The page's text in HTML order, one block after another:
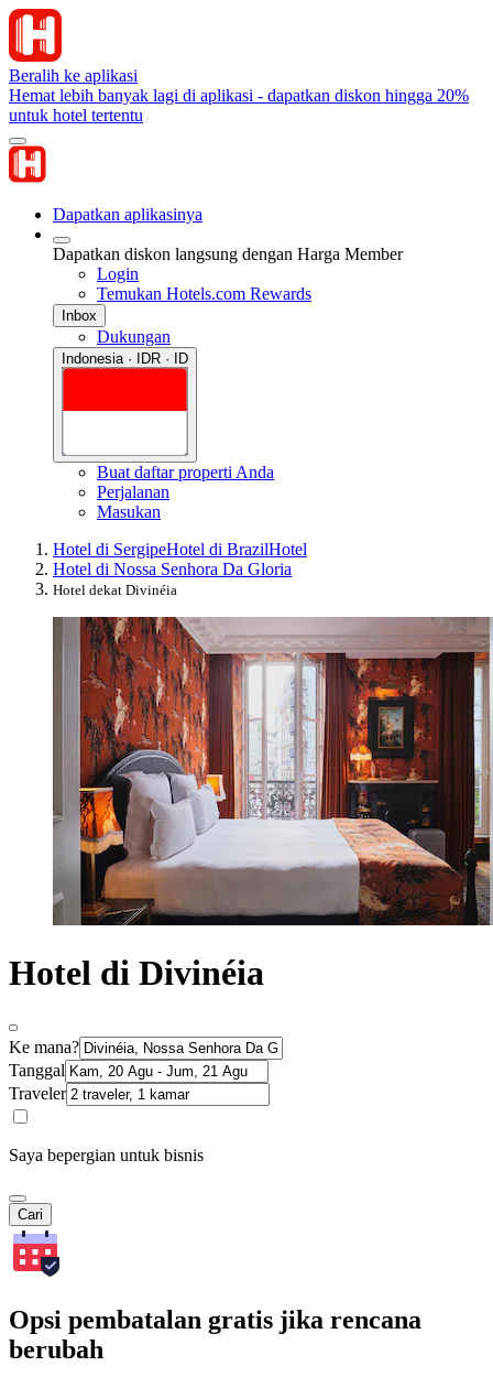
Beralih ke aplikasi
Hemat lebih banyak lagi di aplikasi - dapatkan diskon hingga 20%
untuk hotel tertentu
Dapatkan aplikasinya
Dapatkan diskon langsung dengan Harga Member
Login
Temukan Hotels.com Rewards
Inbox
Dukungan
Indonesia · IDR · ID
Buat daftar properti Anda
Perjalanan
Masukan
Hotel di SergipeHotel di BrazilHotel
Hotel di Nossa Senhora Da Gloria
Hotel dekat Divinéia
Hotel di Divinéia
Ke mana?
Tanggal
Traveler
Saya bepergian untuk bisnis
Cari
Opsi pembatalan gratis jika rencana
berubah